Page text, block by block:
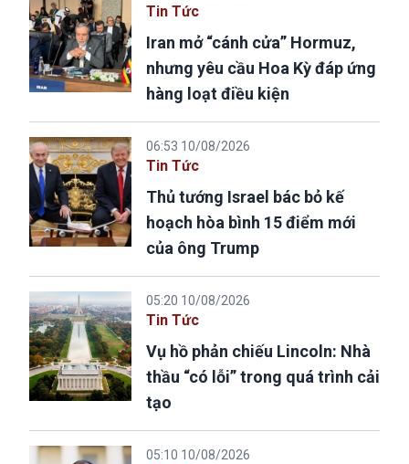
Tin Tức
Iran mở “cánh cửa” Hormuz,
nhưng yêu cầu Hoa Kỳ đáp ứng
hàng loạt điều kiện
06:53 10/08/2026
Tin Tức
Thủ tướng Israel bác bỏ kế
hoạch hòa bình 15 điểm mới
của ông Trump
05:20 10/08/2026
Tin Tức
Vụ hồ phản chiếu Lincoln: Nhà
thầu “có lỗi” trong quá trình cải
tạo
05:10 10/08/2026